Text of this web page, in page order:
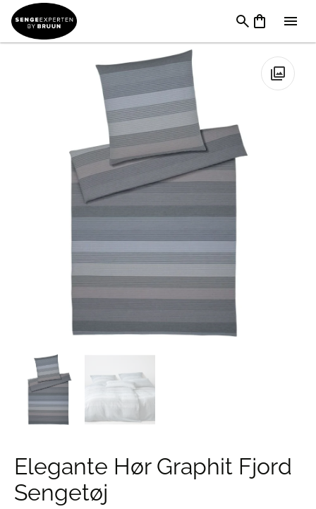
TILBUD → FØDSELSDAG
Tilbud → Elegante Hør Graphit Fjord Sengetøj
🔍
Elegante Hør Graphit Fjord
Sengetøj